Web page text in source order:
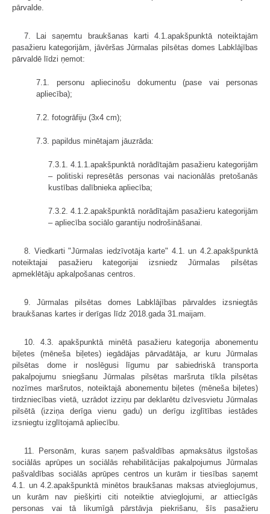
pārvalde.
7. Lai saņemtu braukšanas karti 4.1.apakšpunktā noteiktajām
pasažieru kategorijām, jāvēršas Jūrmalas pilsētas domes Labklājības
pārvaldē līdzi ņemot:
7.1. personu apliecinošu dokumentu (pase vai personas
apliecība);
7.2. fotogrāfiju (3x4 cm);
7.3. papildus minētajam jāuzrāda:
7.3.1. 4.1.1.apakšpunktā norādītajām pasažieru kategorijām
– politiski represētās personas vai nacionālās pretošanās
kustības dalībnieka apliecība;
7.3.2. 4.1.2.apakšpunktā norādītajām pasažieru kategorijām
– apliecība sociālo garantiju nodrošināšanai.
8. Viedkarti "Jūrmalas iedzīvotāja karte" 4.1. un 4.2.apakšpunktā
noteiktajai pasažieru kategorijai izsniedz Jūrmalas pilsētas
apmeklētāju apkalpošanas centros.
9. Jūrmalas pilsētas domes Labklājības pārvaldes izsniegtās
braukšanas kartes ir derīgas līdz 2018.gada 31.maijam.
10. 4.3. apakšpunktā minētā pasažieru kategorija abonementu
biļetes (mēneša biļetes) iegādājas pārvadātāja, ar kuru Jūrmalas
pilsētas dome ir noslēgusi līgumu par sabiedriskā transporta
pakalpojumu sniegšanu Jūrmalas pilsētas maršruta tīkla pilsētas
nozīmes maršrutos, noteiktajā abonementu biļetes (mēneša biļetes)
tirdzniecības vietā, uzrādot izziņu par deklarētu dzīvesvietu Jūrmalas
pilsētā (izziņa derīga vienu gadu) un derīgu izglītības iestādes
izsniegtu izglītojamā apliecību.
11. Personām, kuras saņem pašvaldības apmaksātus ilgstošas
sociālās aprūpes un sociālās rehabilitācijas pakalpojumus Jūrmalas
pašvaldības sociālās aprūpes centros un kurām ir tiesības saņemt
4.1. un 4.2.apakšpunktā minētos braukšanas maksas atvieglojumus,
un kurām nav piešķirti citi noteiktie atvieglojumi, ar attiecīgās
personas vai tā likumīgā pārstāvja piekrišanu, šīs pasažieru